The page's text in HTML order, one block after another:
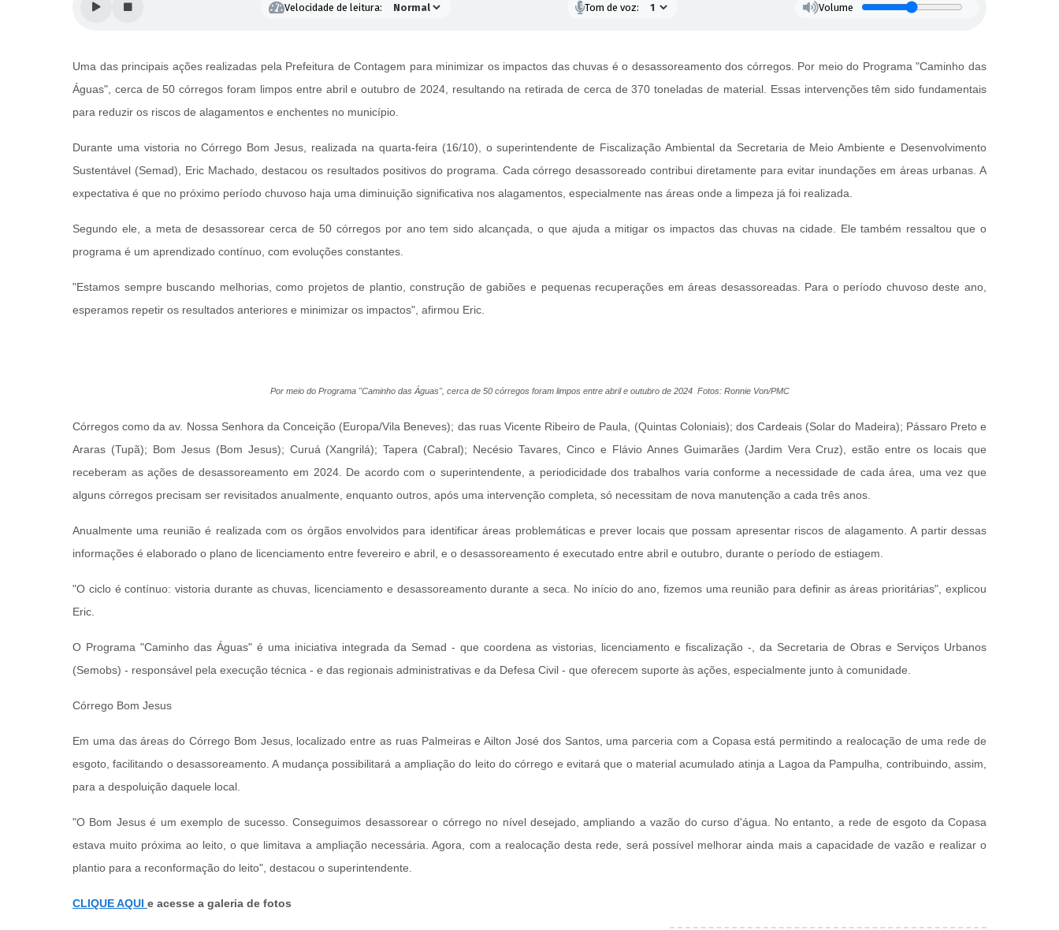
Velocidade de leitura: Tom de voz: Volume
Uma das principais ações realizadas pela Prefeitura de Contagem para minimizar os impactos das chuvas é o desassoreamento dos córregos. Por meio do Programa "Caminho das
Águas", cerca de 50 córregos foram limpos entre abril e outubro de 2024, resultando na retirada de cerca de 370 toneladas de material. Essas intervenções têm sido fundamentais
para reduzir os riscos de alagamentos e enchentes no município.
Durante uma vistoria no Córrego Bom Jesus, realizada na quarta-feira (16/10), o superintendente de Fiscalização Ambiental da Secretaria de Meio Ambiente e Desenvolvimento
Sustentável (Semad), Eric Machado, destacou os resultados positivos do programa. Cada córrego desassoreado contribui diretamente para evitar inundações em áreas urbanas. A
expectativa é que no próximo período chuvoso haja uma diminuição significativa nos alagamentos, especialmente nas áreas onde a limpeza já foi realizada.
Segundo ele, a meta de desassorear cerca de 50 córregos por ano tem sido alcançada, o que ajuda a mitigar os impactos das chuvas na cidade. Ele também ressaltou que o
programa é um aprendizado contínuo, com evoluções constantes.
"Estamos sempre buscando melhorias, como projetos de plantio, construção de gabiões e pequenas recuperações em áreas desassoreadas. Para o período chuvoso deste ano,
esperamos repetir os resultados anteriores e minimizar os impactos", afirmou Eric.
Por meio do Programa "Caminho das Águas", cerca de 50 córregos foram limpos entre abril e outubro de 2024 Fotos: Ronnie Von/PMC
Córregos como da av. Nossa Senhora da Conceição (Europa/Vila Beneves); das ruas Vicente Ribeiro de Paula, (Quintas Coloniais); dos Cardeais (Solar do Madeira); Pássaro Preto e
Araras (Tupã); Bom Jesus (Bom Jesus); Curuá (Xangrilá); Tapera (Cabral); Necésio Tavares, Cinco e Flávio Annes Guimarães (Jardim Vera Cruz), estão entre os locais que
receberam as ações de desassoreamento em 2024. De acordo com o superintendente, a periodicidade dos trabalhos varia conforme a necessidade de cada área, uma vez que
alguns córregos precisam ser revisitados anualmente, enquanto outros, após uma intervenção completa, só necessitam de nova manutenção a cada três anos.
Anualmente uma reunião é realizada com os órgãos envolvidos para identificar áreas problemáticas e prever locais que possam apresentar riscos de alagamento. A partir dessas
informações é elaborado o plano de licenciamento entre fevereiro e abril, e o desassoreamento é executado entre abril e outubro, durante o período de estiagem.
"O ciclo é contínuo: vistoria durante as chuvas, licenciamento e desassoreamento durante a seca. No início do ano, fizemos uma reunião para definir as áreas prioritárias", explicou
Eric.
O Programa "Caminho das Águas" é uma iniciativa integrada da Semad - que coordena as vistorias, licenciamento e fiscalização -, da Secretaria de Obras e Serviços Urbanos
(Semobs) - responsável pela execução técnica - e das regionais administrativas e da Defesa Civil - que oferecem suporte às ações, especialmente junto à comunidade.
Córrego Bom Jesus
Em uma das áreas do Córrego Bom Jesus, localizado entre as ruas Palmeiras e Ailton José dos Santos, uma parceria com a Copasa está permitindo a realocação de uma rede de
esgoto, facilitando o desassoreamento. A mudança possibilitará a ampliação do leito do córrego e evitará que o material acumulado atinja a Lagoa da Pampulha, contribuindo, assim,
para a despoluição daquele local.
"O Bom Jesus é um exemplo de sucesso. Conseguimos desassorear o córrego no nível desejado, ampliando a vazão do curso d'água. No entanto, a rede de esgoto da Copasa
estava muito próxima ao leito, o que limitava a ampliação necessária. Agora, com a realocação desta rede, será possível melhorar ainda mais a capacidade de vazão e realizar o
plantio para a reconformação do leito", destacou o superintendente.
CLIQUE AQUI e acesse a galeria de fotos